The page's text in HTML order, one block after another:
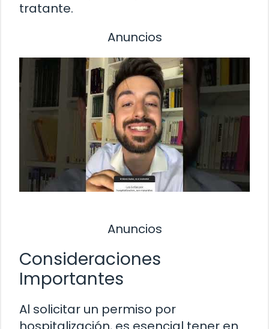
tratante.
Anuncios
Anuncios
Consideraciones
Importantes
Al solicitar un permiso por